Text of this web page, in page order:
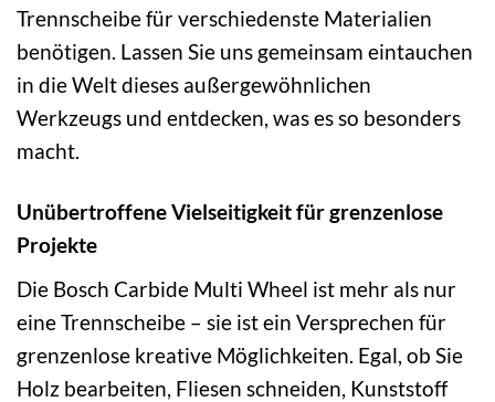
Trennscheibe für verschiedenste Materialien
benötigen. Lassen Sie uns gemeinsam eintauchen
in die Welt dieses außergewöhnlichen
Werkzeugs und entdecken, was es so besonders
macht.
Unübertroffene Vielseitigkeit für grenzenlose
Projekte
Die Bosch Carbide Multi Wheel ist mehr als nur
eine Trennscheibe – sie ist ein Versprechen für
grenzenlose kreative Möglichkeiten. Egal, ob Sie
Holz bearbeiten, Fliesen schneiden, Kunststoff